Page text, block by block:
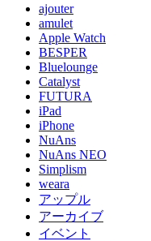
ajouter
amulet
Apple Watch
BESPER
Bluelounge
Catalyst
FUTURA
iPad
iPhone
NuAns
NuAns NEO
Simplism
weara
アップル
アーカイブ
イベント